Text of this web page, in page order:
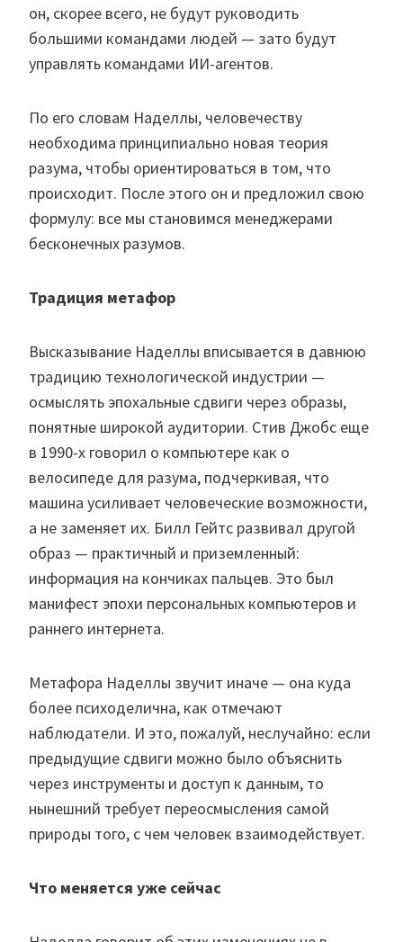
он, скорее всего, не будут руководить
большими командами людей — зато будут
управлять командами ИИ-агентов.
По его словам Наделлы, человечеству
необходима принципиально новая теория
разума, чтобы ориентироваться в том, что
происходит. После этого он и предложил свою
формулу: все мы становимся менеджерами
бесконечных разумов.
Традиция метафор
Высказывание Наделлы вписывается в давнюю
традицию технологической индустрии —
осмыслять эпохальные сдвиги через образы,
понятные широкой аудитории. Стив Джобс еще
в 1990-х говорил о компьютере как о
велосипеде для разума, подчеркивая, что
машина усиливает человеческие возможности,
а не заменяет их. Билл Гейтс развивал другой
образ — практичный и приземленный:
информация на кончиках пальцев. Это был
манифест эпохи персональных компьютеров и
раннего интернета.
Метафора Наделлы звучит иначе — она куда
более психоделична, как отмечают
наблюдатели. И это, пожалуй, неслучайно: если
предыдущие сдвиги можно было объяснить
через инструменты и доступ к данным, то
нынешний требует переосмысления самой
природы того, с чем человек взаимодействует.
Что меняется уже сейчас